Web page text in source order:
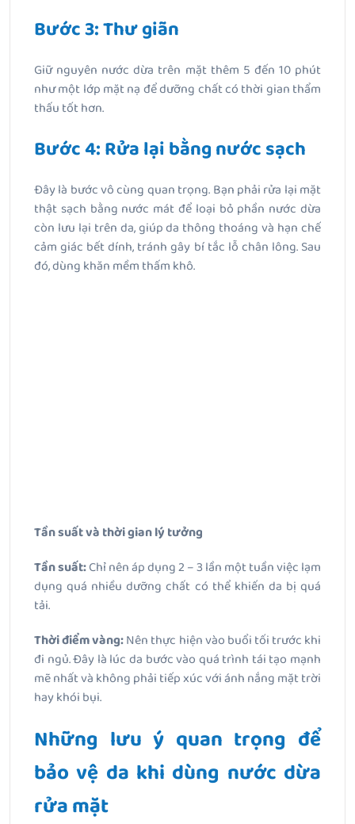
Bước 3: Thư giãn
Giữ nguyên nước dừa trên mặt thêm 5 đến 10 phút
như một lớp mặt nạ để dưỡng chất có thời gian thẩm
thấu tốt hơn.
Bước 4: Rửa lại bằng nước sạch
Đây là bước vô cùng quan trọng. Bạn phải rửa lại mặt
thật sạch bằng nước mát để loại bỏ phần nước dừa
còn lưu lại trên da, giúp da thông thoáng và hạn chế
cảm giác bết dính, tránh gây bí tắc lỗ chân lông. Sau
đó, dùng khăn mềm thấm khô.
Tần suất và thời gian lý tưởng
Tần suất:Chỉ nên áp dụng 2 – 3 lần một tuần việc lạm
dụng quá nhiều dưỡng chất có thể khiến da bị quá
tải.
Thời điểm vàng:Nên thực hiện vào buổi tối trước khi
đi ngủ. Đây là lúc da bước vào quá trình tái tạo mạnh
mẽ nhất và không phải tiếp xúc với ánh nắng mặt trời
hay khói bụi.
Những lưu ý quan trọng để
bảo vệ da khi dùng nước dừa
rửa mặt